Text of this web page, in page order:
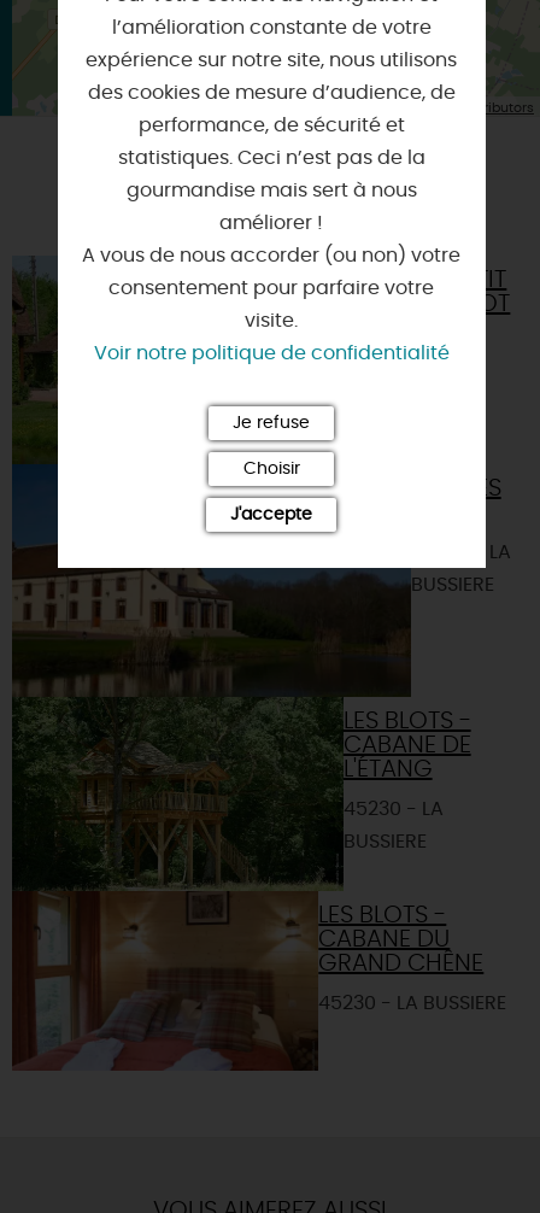
OpenStreetMap contributors
A TESTER ÉGALEMENT SUR PLACE OU À
PROXIMITÉ
GÎTE LE PETIT
BOUCHEROT
45230 - LA
GÎTE LES
45230 - LA
BUSSIERE
LES BLOTS -
CABANE DE
L'ÉTANG
45230 - LA
BUSSIERE
LES BLOTS -
CABANE DU
GRAND CHÊNE
45230 - LA BUSSIERE
l’amélioration constante de votre
expérience sur notre site, nous utilisons
des cookies de mesure d’audience, de
performance, de sécurité et
statistiques. Ceci n’est pas de la
gourmandise mais sert à nous
améliorer !
A vous de nous accorder (ou non) votre
consentement pour parfaire votre
visite.
Voir notre politique de confidentialité
Je refuse
Choisir
J'accepte